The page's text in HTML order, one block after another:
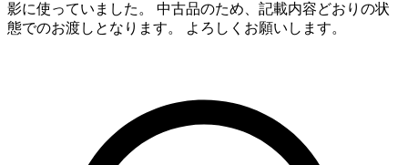
影に使っていました。 中古品のため、記載内容どおりの状
態でのお渡しとなります。 よろしくお願いします。